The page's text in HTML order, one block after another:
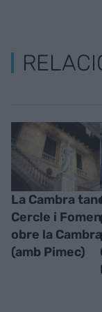
La Cambra
Cercle i
obre la Cambra
(amb Pimec)